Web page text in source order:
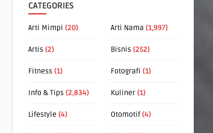
CATEGORIES
Arti Mimpi (20) Arti Nama (1,997)
Artis (2) Bisnis (252)
Fitness (1) Fotografi (1)
Info & Tips (2,834) Kuliner (1)
Lifestyle (4) Otomotif (4)